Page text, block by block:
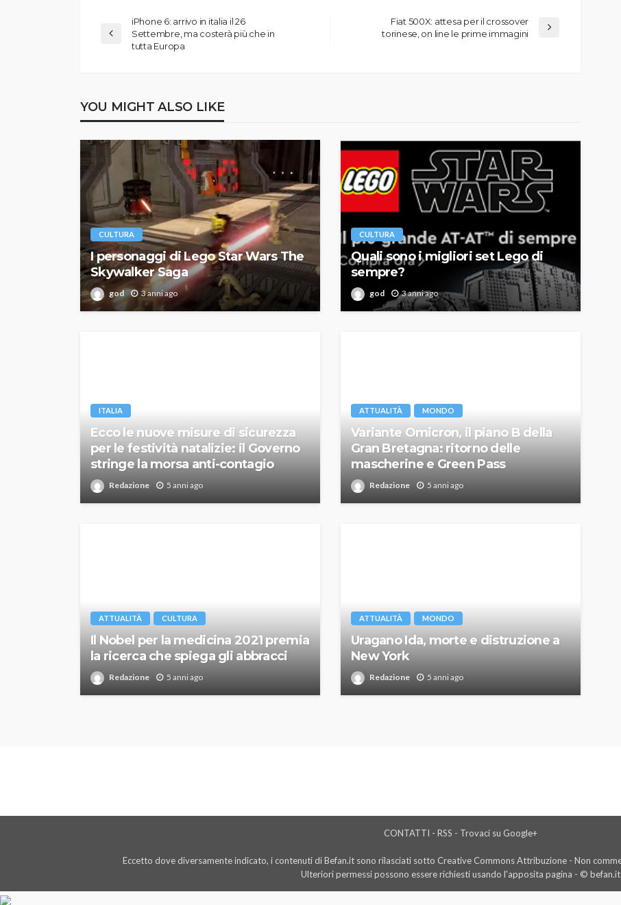
iPhone 6: arrivo in italia il 26
Settembre, ma costerà più che in
tutta Europa
Fiat 500X: attesa per il crossover
torinese, on line le prime immagini
YOU MIGHT ALSO LIKE
CULTURA
I personaggi di Lego Star Wars The
Skywalker Saga
god 3 anni ago
CULTURA
Quali sono i migliori set Lego di
sempre?
god 3 anni ago
ITALIA
Ecco le nuove misure di sicurezza
per le festività natalizie: il Governo
stringe la morsa anti-contagio
Redazione 5 anni ago
ATTUALITÀ MONDO
Variante Omicron, il piano B della
Gran Bretagna: ritorno delle
mascherine e Green Pass
Redazione 5 anni ago
ATTUALITÀ CULTURA
Il Nobel per la medicina 2021 premia
la ricerca che spiega gli abbracci
Redazione 5 anni ago
ATTUALITÀ MONDO
Uragano Ida, morte e distruzione a
New York
Redazione 5 anni ago
CONTATTI - RSS - Trovaci su Google+
Eccetto dove diversamente indicato, i contenuti di Befan.it sono rilasciati sotto Creative Commons Attribuzione - Non
Ulteriori permessi possono essere richiesti usando l'apposita pagina - © befan.it